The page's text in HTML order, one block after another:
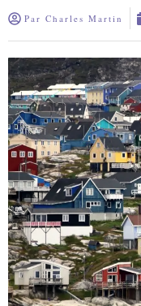
Par Charles Martin